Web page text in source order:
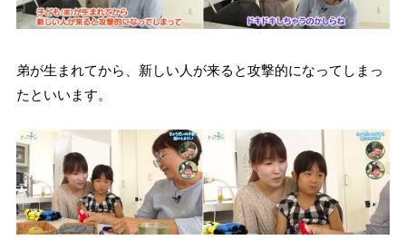
弟が生まれてから、新しい人が来ると攻撃的になってしまっ
たといいます。